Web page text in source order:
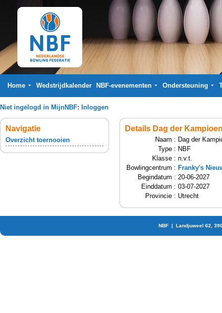
Home Wedstrijdkalender NBF-evenementen Ondersteuning
Niet ingelogd in MijnNBF: Inloggen
Navigatie
Overzicht toernooien
Details Dag der
Naam : Dag der
Type : NBF
Klasse : n.v.t.
Bowlingcentrum : Franky's
Begindatum : 20-06-2027
Einddatum : 03-07-2027
Provincie : Utrecht
NBF | Landjuweel 62,